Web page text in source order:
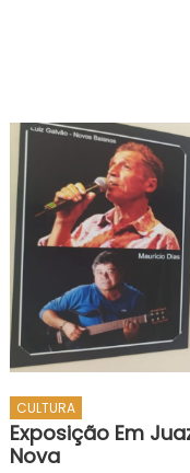
CULTURA
Exposição Em
Nova